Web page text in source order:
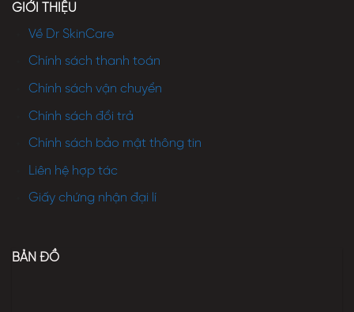
GIỚI THIỆU
Về Dr SkinCare
Chính sách thanh toán
Chính sách vận chuyển
Chính sách đổi trả
Chính sách bảo mật thông tin
Liên hệ hợp tác
Giấy chứng nhận đại lí
BẢN ĐỒ